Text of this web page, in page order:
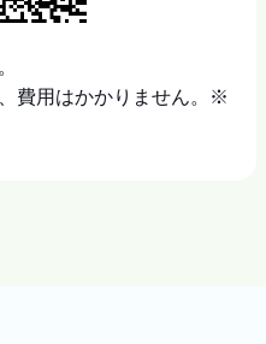
費用はかかりません。※